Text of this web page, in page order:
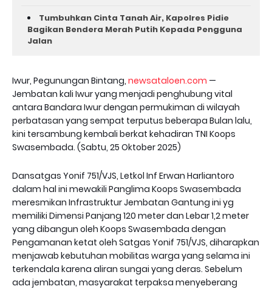
Tumbuhkan Cinta Tanah Air, Kapolres Pidie
Bagikan Bendera Merah Putih Kepada Pengguna
Jalan ‎
Iwur, Pegunungan Bintang, newsataloen.com —
Jembatan kali Iwur yang menjadi penghubung vital
antara Bandara Iwur dengan permukiman di wilayah
perbatasan yang sempat terputus beberapa Bulan lalu,
kini tersambung kembali berkat kehadiran TNI Koops
Swasembada. (Sabtu, 25 Oktober 2025)
Dansatgas Yonif 751/VJS, Letkol Inf Erwan Harliantoro
dalam hal ini mewakili Panglima Koops Swasembada
meresmikan Infrastruktur Jembatan Gantung ini yg
memiliki Dimensi Panjang 120 meter dan Lebar 1,2 meter
yang dibangun oleh Koops Swasembada dengan
Pengamanan ketat oleh Satgas Yonif 751/VJS, diharapkan
menjawab kebutuhan mobilitas warga yang selama ini
terkendala karena aliran sungai yang deras. Sebelum
ada jembatan, masyarakat terpaksa menyeberang